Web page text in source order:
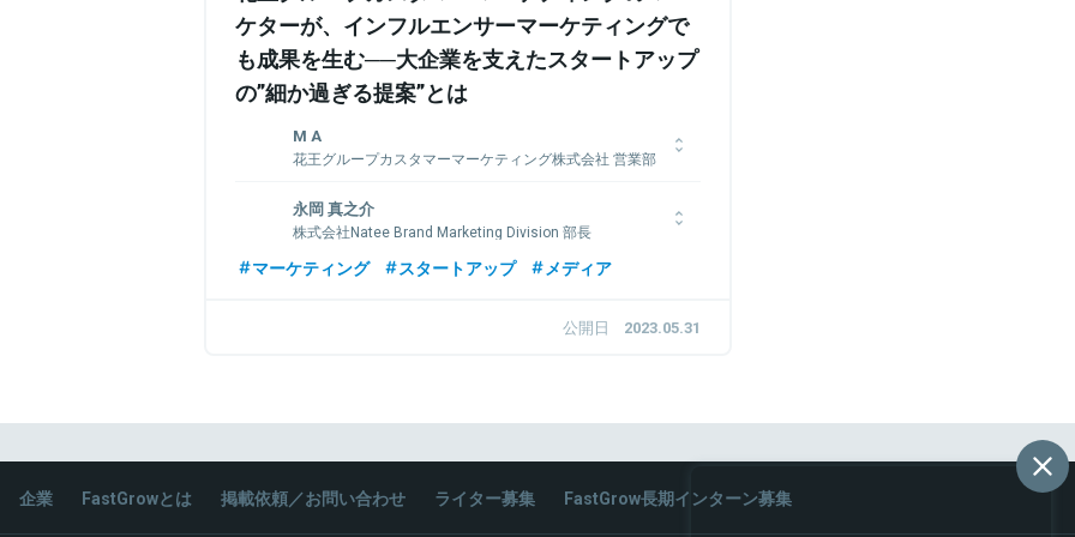
ケターが、インフルエンサーマーケティングで
も成果を生む──大企業を支えたスタートアップ
の”細か過ぎる提案”とは
M A
花王グループカスタマーマーケティング株式会社 営業部
明治大学農学部生命科学科卒業。「良質な化粧品ブランドをより多
くの人に知ってもらいたい」という想いから、花王グループカスタ
マーマーケティング株式会社に新卒入社。ドラッグストアの店舗
永岡 真之介
株式会社Natee Brand Marketing Division 部長
早稲田大学商学部卒業。コンサルティング会社のシグマクシスに
PMOのコンサルティングを経験。2022年Nateeに入社。自分の人
マーケティング スタートアップ メディア
公開日 2023.05.31
企業 FastGrowとは 掲載依頼／お問い合わせ ライター募集 FastGrow長期インターン募集